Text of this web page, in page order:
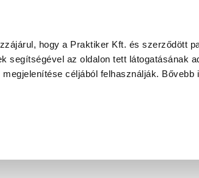
hogy a Praktiker Kft. és szerződött
segítségével az oldalon tett látogatásának
céljából felhasználják. Bővebb
Szakiajánló Ügyintézés és Információ